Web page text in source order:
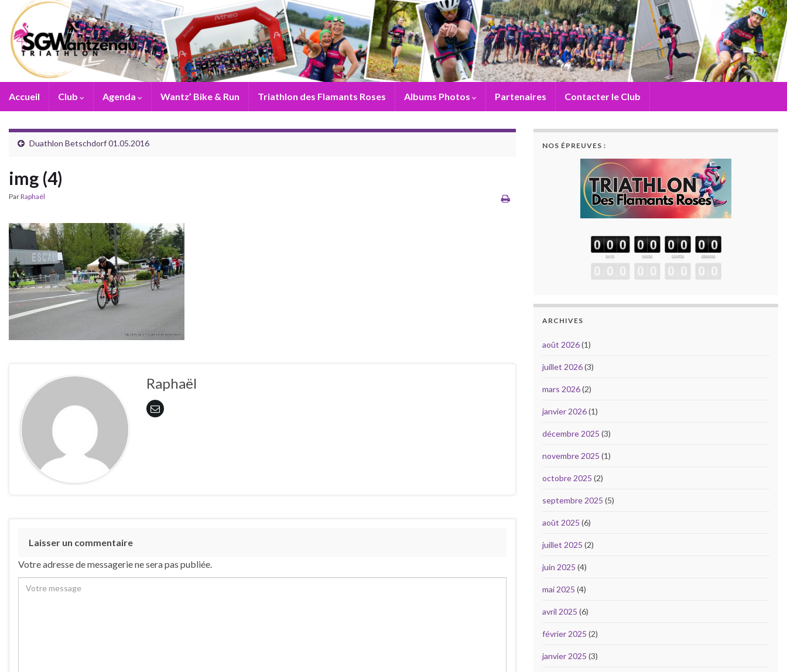
Accueil Club Agenda Wantz’ Bike & Run Triathlon des Flamants Roses Albums Photos Partenaires Contacter le Club
Duathlon Betschdorf 01.05.2016
img (4)
ParRaphaël
Raphaël
Laisser un commentaire
Votre adresse de messagerie ne sera pas publiée.
NOS ÉPREUVES :
ARCHIVES
août 2026(1)
juillet 2026(3)
mars 2026(2)
janvier 2026(1)
décembre 2025 (3)
novembre 2025 (1)
octobre 2025 (2)
septembre 2025 (5)
août 2025 (6)
juillet 2025 (2)
juin 2025 (4)
mai 2025 (4)
avril 2025 (6)
février 2025 (2)
janvier 2025 (3)